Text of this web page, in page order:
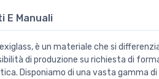
E Manuali
è un materiale che si
di produzione su richiesta di
Disponiamo di una vasta gamma